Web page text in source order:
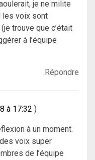
je ne milite
les voix sont
trouve que c’était
à l’équipe
Répondre
à 17:32
à un moment.
voix super
de l’équipe